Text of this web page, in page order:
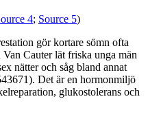
4; Source 5)
gör kortare sömn ofta
Cauter lät friska unga män
nätter och såg bland annat
Det är en hormonmiljö
glukostolerans och